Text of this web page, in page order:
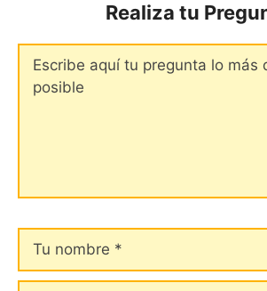
Realiza tu
nombre
Tu